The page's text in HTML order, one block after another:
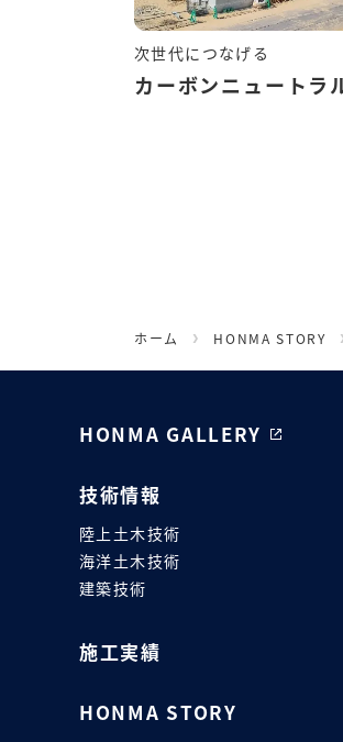
カーボンニュートラ
ホーム HONMA STORY
HONMA GALLERY
技術情報
陸上土木技術
海洋土木技術
建築技術
施工実績
HONMA STORY